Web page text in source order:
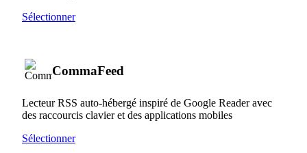
Sélectionner
CommaFeed
Lecteur RSS auto-hébergé inspiré de Google Reader avec
des raccourcis clavier et des applications mobiles
Sélectionner